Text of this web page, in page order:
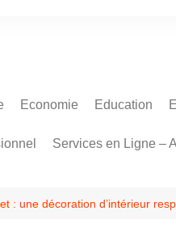
Economie Education
Services en Ligne –
: une décoration d’intérieur